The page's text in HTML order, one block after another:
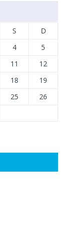
S
D
4
5
11
12
18
19
25
26